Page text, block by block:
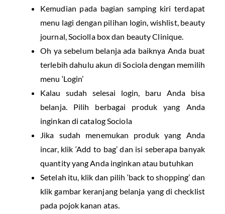
Kemudian pada bagian samping kiri terdapat
menu lagi dengan pilihan login, wishlist, beauty
journal, Sociolla box dan beauty Clinique.
Oh ya sebelum belanja ada baiknya Anda buat
terlebih dahulu akun di Sociola dengan memilih
menu ‘Login’
Kalau sudah selesai login, baru Anda bisa
belanja. Pilih berbagai produk yang Anda
inginkan di catalog Sociola
Jika sudah menemukan produk yang Anda
incar, klik ‘Add to bag’ dan isi seberapa banyak
quantity yang Anda inginkan atau butuhkan
Setelah itu, klik dan pilih ‘back to shopping’ dan
klik gambar keranjang belanja yang di checklist
pada pojok kanan atas.